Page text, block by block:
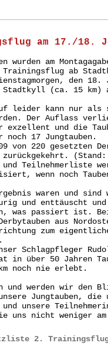
am 17./18.
wurden am
Trainingsflug ab
den 18.
Stadtkyll (ca. 15 km)
leider kann nur als
Der Auflass
exzellent und die
17 Jungtauben.
von 220 gesetzten
Teilnehmerliste
wenn noch Tauben
waren und
und enttäuscht und
was passiert ist.
aus
zum
Schlagpfleger
in über 50 Jahren
noch nie erlebt.
und werden wir den
Jungtauben, die
unsere
uns nicht weniger
2.